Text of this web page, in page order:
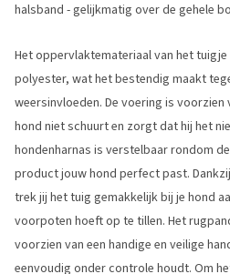
halsband - gelijkmatig over de gehele
Het oppervlaktemateriaal van het
polyester, wat het bestendig maakt
weersinvloeden. De voering is
hond niet schuurt en zorgt dat hij het
hondenharnas is verstelbaar rondom
product jouw hond perfect past.
trek jij het tuig gemakkelijk bij je hond
voorpoten hoeft op te tillen. Het
voorzien van een handige en veilige
eenvoudig onder controle houdt. Om